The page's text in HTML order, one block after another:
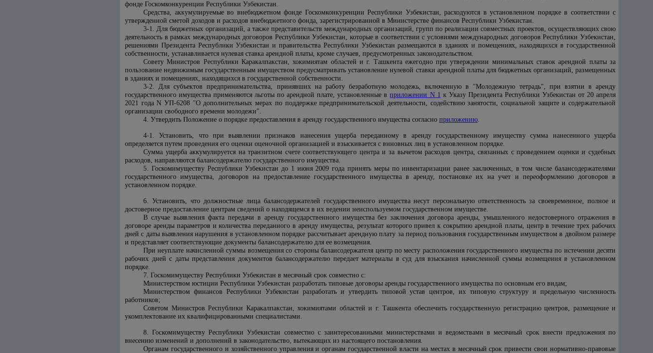
фонде Госкомконкуренции Республики Узбекистан.
Средства, аккумулируемые во внебюджетном фонде Госкомконкуренции Республики Узбекистан, расходуются в установленном порядке в соответствии с
утвержденной сметой доходов и расходов внебюджетного фонда, зарегистрированной в Министерстве финансов Республики Узбекистан.
3-1. Для бюджетных организаций, а также представительств международных организаций, групп по реализации совместных проектов, осуществляющих свою
деятельность в рамках международных договоров Республики Узбекистан, которые в соответствии с условиями международных договоров Республики Узбекистан,
решениями Президента Республики Узбекистан и правительства Республики Узбекистан размещаются в зданиях и помещениях, находящихся в государственной
собственности, устанавливается нулевая ставка арендной платы, кроме случаев, предусмотренных законодательством.
Совету Министров Республики Каракалпакстан, хокимиятам областей и г. Ташкента ежегодно при утверждении минимальных ставок арендной платы за
пользование недвижимым государственным имуществом предусматривать установление нулевой ставки арендной платы для бюджетных организаций, размещенных
в зданиях и помещениях, находящихся в государственной собственности.
3-2. Для субъектов предпринимательства, принявших на работу безработную молодежь, включенную в "Молодежную тетрадь", при взятии в аренду
государственного имущества применяются льготы по арендной плате, установленные вприложении N 1 к УказуПрезидента Республики Узбекистан от 20 апреля
2021 года N УП-6208 "О дополнительных мерах по поддержке предпринимательской деятельности, содействию занятости, социальной защите и содержательной
организации свободного времени молодежи".
4. Утвердить Положение о порядке предоставления в аренду государственного имущества согласно приложению.
4-1. Установить, что при выявлении признаков нанесения ущерба переданному в аренду государственному имуществу сумма нанесенного ущерба
определяется путем проведения его оценки оценочной организацией и взыскивается с виновных лиц в установленном порядке.
Сумма ущерба аккумулируется на транзитном счете соответствующего центра и за вычетом расходов центра, связанных с проведением оценки и судебных
расходов, направляются балансодержателю государственного имущества.
5. Госкомимуществу Республики Узбекистан до 1 июня 2009 года принять меры по инвентаризации ранее заключенных, в том числе балансодержателями
государственного имущества, договоров на предоставление государственного имущества в аренду, постановке их на учет и переоформлению договоров в
установленном порядке.
6. Установить, что должностные лица балансодержателей государственного имущества несут персональную ответственность за своевременное, полное и
достоверное предоставление центрам сведений о находящемся в их ведении неиспользуемом государственном имуществе.
В случае выявления факта передачи в аренду государственного имущества без заключения договора аренды, умышленного недостоверного отражения в
договоре аренды параметров и количества переданного в аренду имущества, результат которого привел к сокрытию арендной платы, центр в течение трех рабочих
дней с даты выявления нарушения в установленном порядке рассчитывает арендную плату за период пользования государственным имуществом в двойном размере
и представляет соответствующие документы балансодержателю для ее возмещения.
При неуплате начисленной суммы возмещения со стороны балансодержателя центр по месту расположения государственного имущества по истечении десяти
рабочих дней с даты представления документов балансодержателю передает материалы в суд для взыскания начисленной суммы возмещения в установленном
порядке.
7. Госкомимуществу Республики Узбекистан в месячный срок совместно с:
Министерством юстиции Республики Узбекистан разработать типовые договоры аренды государственного имущества по основным его видам;
Министерством финансов Республики Узбекистан разработать и утвердить типовой устав центров, их типовую структуру и предельную численность
работников;
Советом Министров Республики Каракалпакстан, хокимиятами областей и г. Ташкента обеспечить государственную регистрацию центров, размещение и
укомплектование их квалифицированными специалистами.
8. Госкомимуществу Республики Узбекистан совместно с заинтересованными министерствами и ведомствами в месячный срок внести предложения по
внесению изменений и дополнений в законодательство, вытекающих из настоящего постановления.
Органам государственного и хозяйственного управления и органам государственной власти на местах в месячный срок привести свои нормативно-правовые